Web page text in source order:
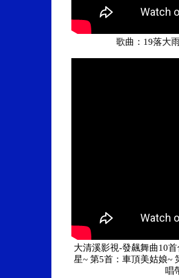
歌曲：19落大
大清溪影視-發飆舞曲10
星~ 第5首：車頂美姑娘~
唱